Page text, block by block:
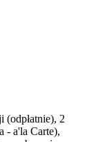
(odpłatnie), 2
- a'la Carte),